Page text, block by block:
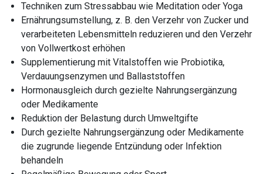
Techniken zum Stressabbau wie Meditation oder Yoga
Ernährungsumstellung, z. B. den Verzehr von Zucker und
verarbeiteten Lebensmitteln reduzieren und den Verzehr
von Vollwertkost erhöhen
Supplementierung mit Vitalstoffen wie Probiotika,
Verdauungsenzymen und Ballaststoffen
Hormonausgleich durch gezielte Nahrungsergänzung
oder Medikamente
Reduktion der Belastung durch Umweltgifte
Durch gezielte Nahrungsergänzung oder Medikamente
die zugrunde liegende Entzündung oder Infektion
behandeln